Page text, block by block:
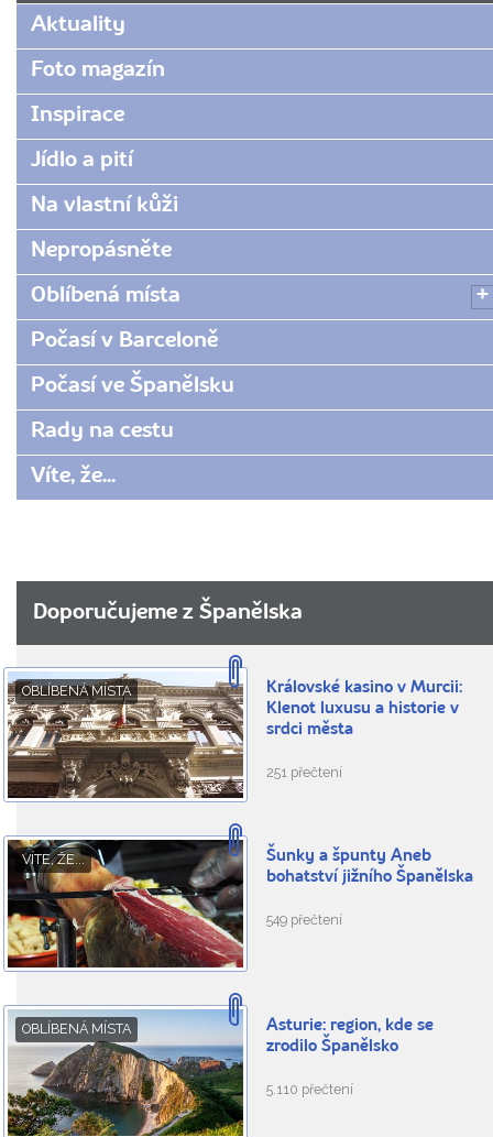
www.radynacestu.cz/magazin/tipy-
rady-
na-
stravovani-
a-
piti-
ve-
spanelsku/
Aktuality
Foto magazín
Inspirace
Jídlo a pití
Na vlastní kůži
Nepropásněte
Oblíbená místa
Počasí v Barceloně
Počasí ve Španělsku
Rady na cestu
Víte, že...
Doporučujeme z Španělska
OBLÍBENÁ MÍSTA
Královské kasino v Murcii:
Klenot luxusu a historie v
srdci města
251 přečtení
VÍTE, ŽE...
Šunky a špunty Aneb
bohatství jižního Španělska
549 přečtení
OBLÍBENÁ MÍSTA
Asturie: region, kde se
zrodilo Španělsko
5.110 přečtení